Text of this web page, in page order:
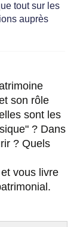
tout sur les
auprès
son rôle
sont les
? Dans
? Quels
vous livre